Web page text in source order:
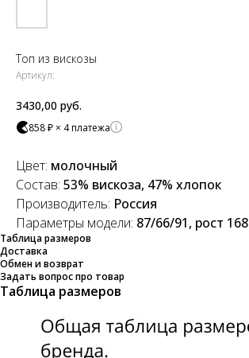
Топ из вискозы
Артикул:
3430,00 руб.
858 ₽ × 4 платежа
Цвет: молочный
Состав: 53% вискоза, 47% хлопок
Производитель: Россия
Параметры модели: 87/66/91, рост 168
Таблица размеров
Доставка
Обмен и возврат
Задать вопрос про товар
Таблица размеров